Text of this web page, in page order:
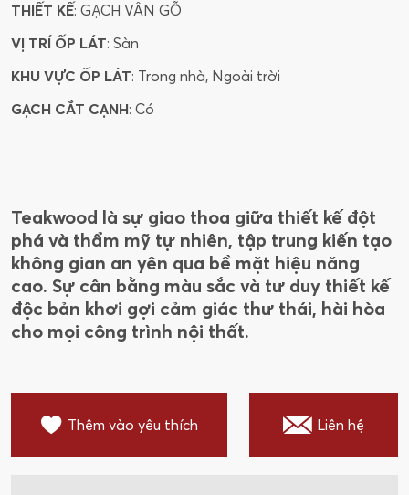
THIẾT KẾ: GẠCH VÂN GỖ
VỊ TRÍ ỐP LÁT: Sàn
KHU VỰC ỐP LÁT: Trong nhà, Ngoài trời
GẠCH CẮT CẠNH: Có
Teakwood là sự giao thoa giữa thiết kế đột
phá và thẩm mỹ tự nhiên, tập trung kiến tạo
không gian an yên qua bề mặt hiệu năng
cao. Sự cân bằng màu sắc và tư duy thiết kế
độc bản khơi gợi cảm giác thư thái, hài hòa
cho mọi công trình nội thất.
Thêm vào yêu thích Liên hệ